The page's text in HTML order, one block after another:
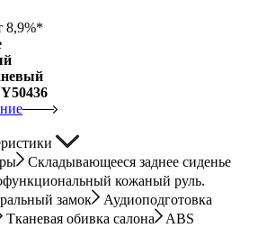
8,9%*
Складывающееся заднее сиденье
кожаный руль.
замок
Аудиоподготовка
Тканевая обивка салона
ABS